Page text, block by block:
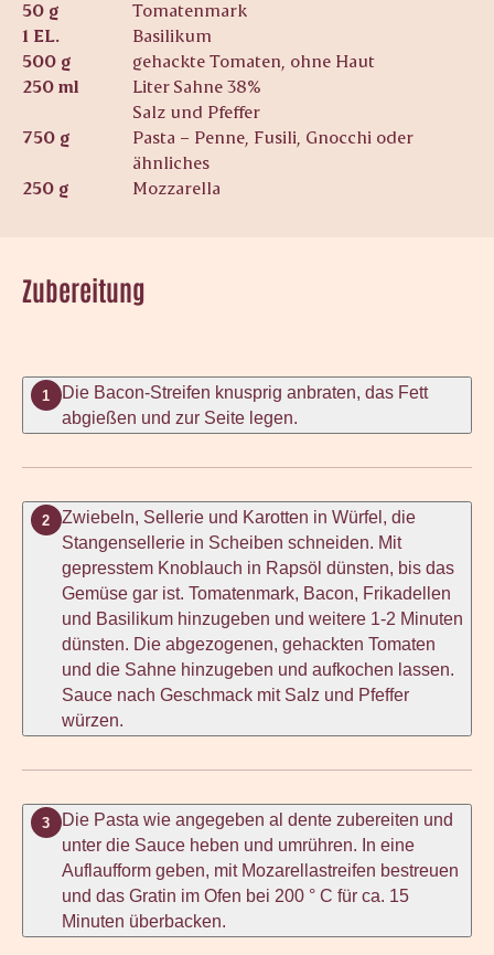
50 g
Tomatenmark
1 EL.
Basilikum
500 g
gehackte Tomaten, ohne Haut
250 ml
Liter Sahne 38%
Salz und Pfeffer
750 g
Pasta – Penne, Fusili, Gnocchi oder
ähnliches
250 g
Mozzarella
Zubereitung
1
Die Bacon-Streifen knusprig anbraten, das Fett
abgießen und zur Seite legen.
2
Zwiebeln, Sellerie und Karotten in Würfel, die
Stangensellerie in Scheiben schneiden. Mit
gepresstem Knoblauch in Rapsöl dünsten, bis das
Gemüse gar ist. Tomatenmark, Bacon, Frikadellen
und Basilikum hinzugeben und weitere 1-2 Minuten
dünsten. Die abgezogenen, gehackten Tomaten
und die Sahne hinzugeben und aufkochen lassen.
Sauce nach Geschmack mit Salz und Pfeffer
würzen.
3
Die Pasta wie angegeben al dente zubereiten und
unter die Sauce heben und umrühren. In eine
Auflaufform geben, mit Mozarellastreifen bestreuen
und das Gratin im Ofen bei 200 ° C für ca. 15
Minuten überbacken.